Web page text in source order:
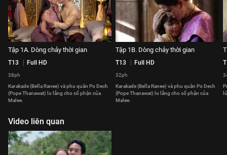
Tập 1A. Dòng chảy thời gian
T13 Full HD
38ph
Karakade (Bella Ranee) và phu quân Po Dech
(Pope Thanawat) lo lắng cho số phận của
Malee.
Tập 1B. Dòng chảy thời gian
T13 Full HD
32ph
Karakade (Bella Ranee) và phu quân Po Dech
(Pope Thanawat) lo lắng cho số phận của
Malee.
Video liên quan